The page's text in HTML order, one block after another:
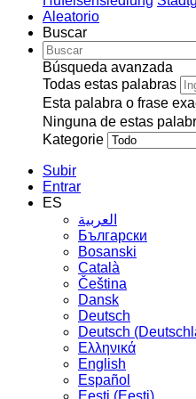
Aleatorio
Buscar
Búsqueda avanzada
Todas estas palabras
Esta palabra o frase
Ninguna de estas
Kategorie
Subir
Entrar
ES
العربية
Български
Bosanski
Сatalà
Čeština
Dansk
Deutsch
Deutsch
Ελληνικά
English
Español
Eesti (Eesti)